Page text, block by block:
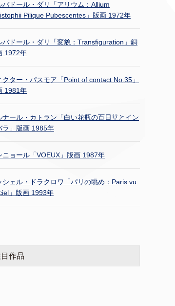
バドール・ダリ「アリウム：Allium
Pilique Pubescentes」版画 1972年
バドール・ダリ「変貌：Transfiguration」銅
1972年
クター・パスモア「Point of contact No.35」
1981年
ナール・カトラン「白い花瓶の百日草とイン
ラ」版画 1985年
ニョール「VOEUX」版画 1987年
シェル・ドラクロワ「パリの眺め：Paris vu
」版画 1993年
作品